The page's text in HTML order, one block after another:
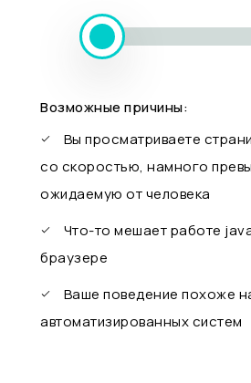
Возможные причины:
Вы просматриваете
со скоростью, намного
ожидаемую от человека
Что-то мешает работе
браузере
Ваше поведение похоже
автоматизированных систем